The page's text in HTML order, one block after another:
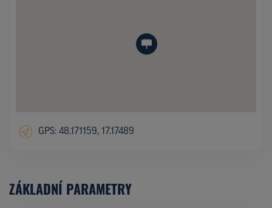
GPS: 48.171159, 17.17489
ZÁKLADNÍ PARAMETRY